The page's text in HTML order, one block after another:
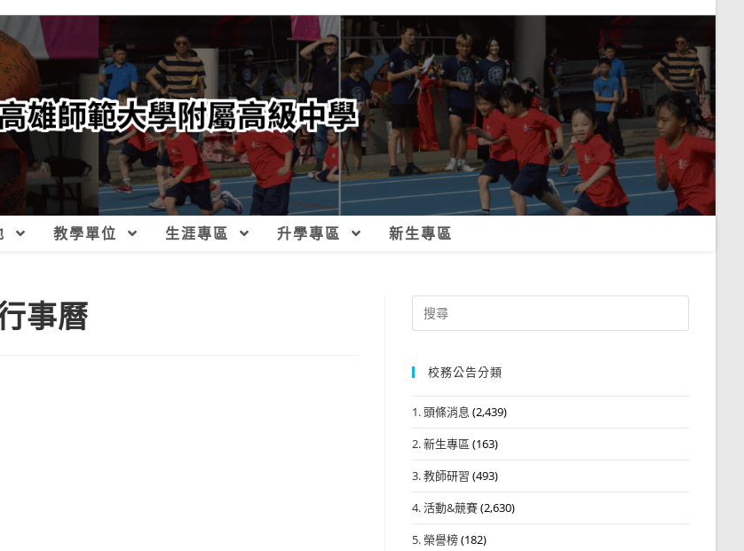
教學單位 生涯專區 升學專區 新生專區
事曆
Search
for:
校務公告分類
1. 頭條消息 (2,439)
2. 新生專區 (163)
3. 教師研習 (493)
4. 活動&競賽(2,630)
5. 榮譽榜(182)